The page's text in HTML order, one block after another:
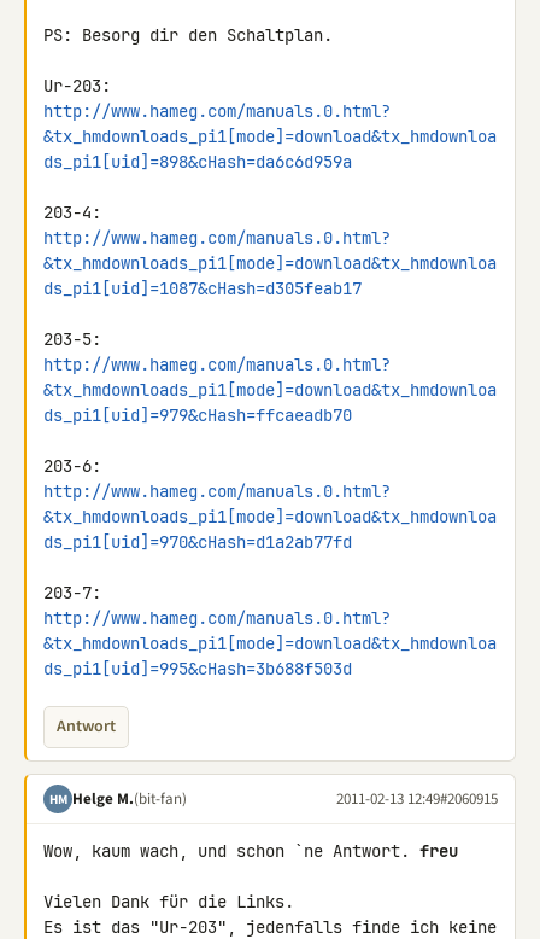
PS: Besorg dir den Schaltplan.
http://www.hameg.com/manuals.0.html?
&tx_hmdownloads_pi1[mode]=download&tx_hmdownloa
ds_pi1[uid]=898&cHash=da6c6d959a
http://www.hameg.com/manuals.0.html?
&tx_hmdownloads_pi1[mode]=download&tx_hmdownloa
ds_pi1[uid]=1087&cHash=d305feab17
http://www.hameg.com/manuals.0.html?
&tx_hmdownloads_pi1[mode]=download&tx_hmdownloa
ds_pi1[uid]=979&cHash=ffcaeadb70
http://www.hameg.com/manuals.0.html?
&tx_hmdownloads_pi1[mode]=download&tx_hmdownloa
ds_pi1[uid]=970&cHash=d1a2ab77fd
http://www.hameg.com/manuals.0.html?
&tx_hmdownloads_pi1[mode]=download&tx_hmdownloa
ds_pi1[uid]=995&cHash=3b688f503d
Antwort
HM Helge M.(bit-fan) 2011-02-13 12:49#2060915
Wow, kaum wach, und schon `ne Antwort. freu
Vielen Dank für die Links.
Es ist das "Ur-203", jedenfalls finde ich keine